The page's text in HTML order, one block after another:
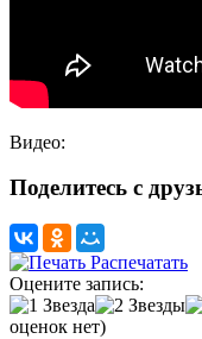
Видео:
Поделитесь с
Распечатать
Оцените запись:
оценок нет)